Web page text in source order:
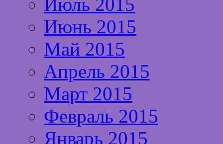
Июнь 2015
Май 2015
Апрель 2015
Март 2015
Февраль 2015
Январь 2015